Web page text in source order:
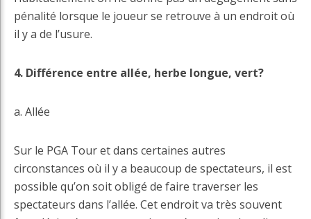
pénalité lorsque le joueur se retrouve à un endroit où
il y a de l’usure.
4. Différence entre allée, herbe longue, vert?
a. Allée
Sur le PGA Tour et dans certaines autres
circonstances où il y a beaucoup de spectateurs, il est
possible qu’on soit obligé de faire traverser les
spectateurs dans l’allée. Cet endroit va très souvent